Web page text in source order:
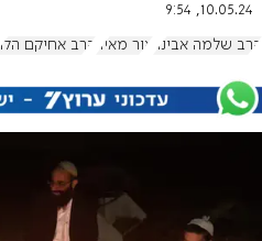
10.05.24, 9:54
הרב שלמה אבינר אור מאיר הרב אחיקם הלוי